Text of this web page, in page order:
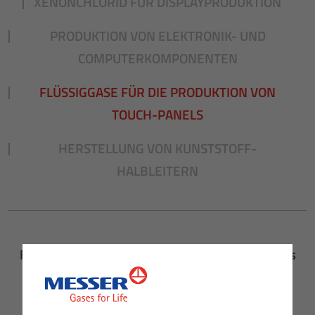
PRODUKTION VON ELEKTRONIK- UND
COMPUTERKOMPONENTEN
FLÜSSIGGASE FÜR DIE PRODUKTION VON
TOUCH-PANELS
HERSTELLUNG VON KUNSTSTOFF-
HALBLEITERN
Flüssiggase für die Produktion von Touch-Panels
SENSIBLE OBERFLÄCHEN